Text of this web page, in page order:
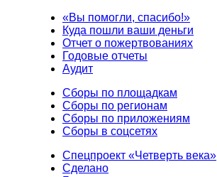
«Вы помогли, спасибо!»
Куда пошли ваши деньги
Отчет о пожертвованиях
Годовые отчеты
Аудит
Сборы по площадкам
Сборы по регионам
Сборы по приложениям
Сборы в соцсетях
Спецпроект «Четверть века»
Сделано